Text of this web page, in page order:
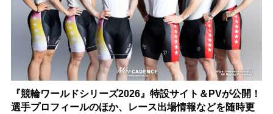
『競輪ワールドシリーズ2026』特設サイト＆PVが公開！
選手プロフィールのほか、レース出場情報などを随時更